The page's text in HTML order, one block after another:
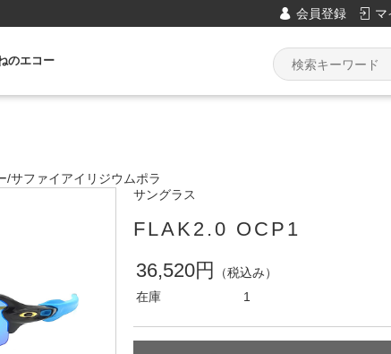
会員登録 マ
のエコー
/サファイアイリジウムポラ
サングラス
FLAK2.0 OCP1
36,520円
（税込み）
在庫
1